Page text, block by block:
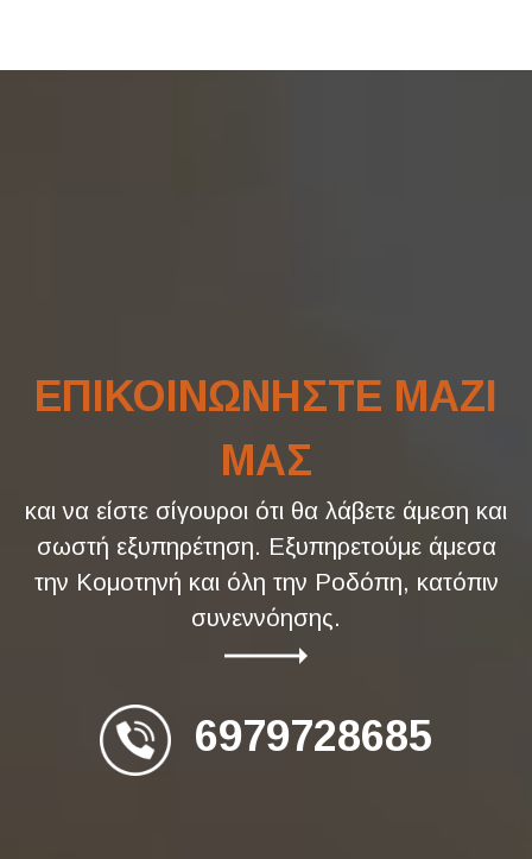
ΕΠΙΚΟΙΝΩΝΗΣΤΕ ΜΑΖΙ
ΜΑΣ
και να είστε σίγουροι ότι θα λάβετε άμεση και
σωστή εξυπηρέτηση. Εξυπηρετούμε άμεσα
την Κομοτηνή και όλη την Ροδόπη, κατόπιν
συνεννόησης.
6979728685